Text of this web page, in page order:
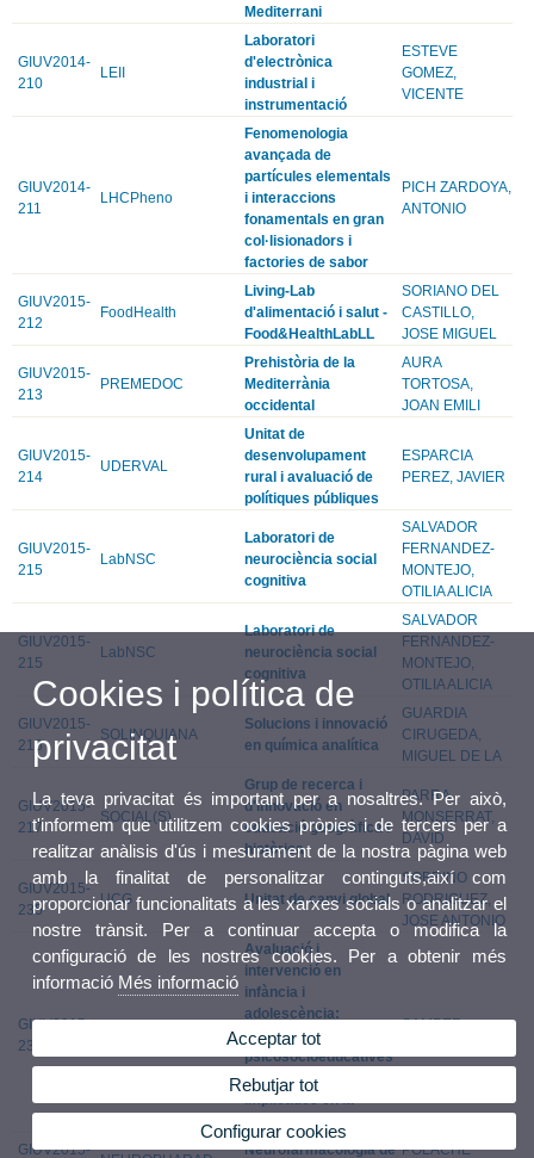
Mediterrani
GIUV2014-
210
LEII
Laboratori
d'electrònica
industrial i
instrumentació
ESTEVE
GOMEZ,
VICENTE
GIUV2014-
211
LHCPheno
Fenomenologia
avançada de
partícules elementals
i interaccions
fonamentals en gran
col·lisionadors i
factories de sabor
PICH ZARDOYA,
ANTONIO
GIUV2015-
212
FoodHealth
Living-Lab
d'alimentació i salut -
Food&HealthLabLL
SORIANO DEL
CASTILLO,
JOSE MIGUEL
GIUV2015-
213
PREMEDOC
Prehistòria de la
Mediterrània
occidental
AURA
TORTOSA,
JOAN EMILI
GIUV2015-
214
UDERVAL
Unitat de
desenvolupament
rural i avaluació de
polítiques públiques
ESPARCIA
PEREZ, JAVIER
GIUV2015-
215
LabNSC
Laboratori de
neurociència social
cognitiva
SALVADOR
FERNANDEZ-
MONTEJO,
OTILIA ALICIA
GIUV2015-
215
LabNSC
Laboratori de
neurociència social
cognitiva
SALVADOR
FERNANDEZ-
MONTEJO,
OTILIA ALICIA
GIUV2015-
216
SOLINQUIANA
Solucions i innovació
en química analítica
GUARDIA
CIRUGEDA,
MIGUEL DE LA
GIUV2015-
217
SOCIAL(S)
Grup de recerca i
d'innovació en
educació geogràfica i
històrica
PARRA
MONSERRAT,
DAVID
GIUV2015-
235
UCG Unitat de canvi global
SOBRINO
RODRIGUEZ,
JOSE ANTONIO
GIUV2015-
236
Avaluació i
intervenció en
infància i
adolescència:
Variables
psicosocioeducatives
i emocionals
implicades en la
SAMPER
GIUV2015- Neurofarmacologia de POLACHE
Cookies i política de
privacitat
La teva privacitat és important per a nosaltres. Per això,
t'informem que utilitzem cookies pròpies i de tercers per a
realitzar anàlisis d'ús i mesurament de la nostra pàgina web
amb la finalitat de personalitzar continguts,així com
proporcionar funcionalitats a les xarxes socials o analitzar el
nostre trànsit. Per a continuar accepta o modifica la
configuració de les nostres cookies. Per a obtenir més
informació Més informació
Acceptar tot
Rebutjar tot
Configurar cookies